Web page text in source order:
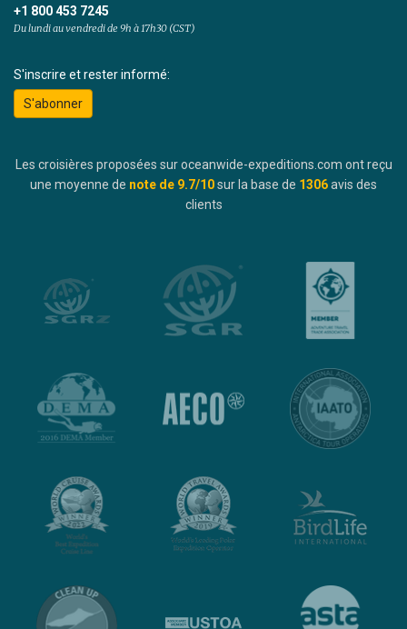
+1 800 453 7245
Du lundi au vendredi de 9h à 17h30 (CST)
S'inscrire et rester informé:
S'abonner
Les croisières proposées sur oceanwide-expeditions.com ont reçu
une moyenne de note de 9.7/10sur la base de 1306avis des
clients